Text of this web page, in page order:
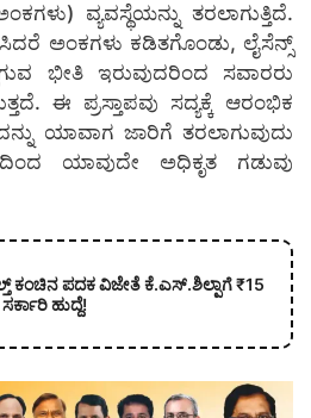
ವ್ಯವಸ್ಥೆಯನ್ನು ತರಲಾಗುತ್ತಿದೆ.
ಅಂಕಗಳು ಕಡಿತಗೊಂಡು, ಲೈಸೆನ್ಸ್
ಭೀತಿ ಇರುವುದರಿಂದ ಸವಾರರು
ಈ ಪ್ರಸ್ತಾಪವು ಸದ್ಯಕ್ಕೆ ಆರಂಭಿಕ
ಯಾವಾಗ ಜಾರಿಗೆ ತರಲಾಗುವುದು
ಯಾವುದೇ ಅಧಿಕೃತ ಗಡುವು
ಕಂಚಿನ ಪದಕ ವಿಜೇತೆ ಕೆ.ಎಸ್.ಶಿಲ್ಪಾಗೆ ₹15
ಹುದ್ದೆ!